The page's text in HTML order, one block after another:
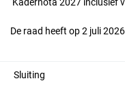
De raad heeft op 2 juli
Sluiting